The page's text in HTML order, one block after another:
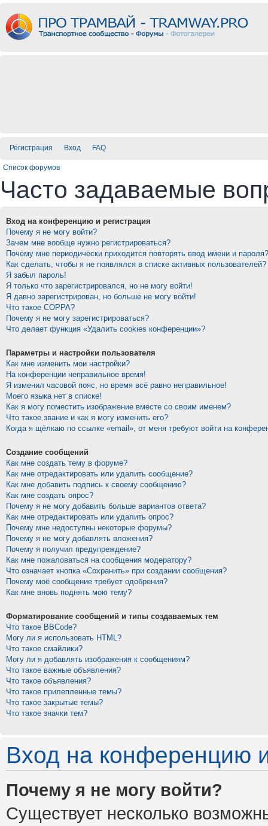
Регистрация Вход FAQ
Список форумов
Часто задаваемые
Вход на конференцию и регистрация
Почему я не могу войти?
Зачем мне вообще нужно регистрироваться?
Почему мне периодически приходится повторять ввод имени и пароля?
Как сделать, чтобы я не появлялся в списке активных пользователей?
Я забыл пароль!
Я только что зарегистрировался, но не могу войти!
Я давно зарегистрирован, но больше не могу войти!
Что такое COPPA?
Почему я не могу зарегистрироваться?
Что делает функция «Удалить cookies конференции»?
Параметры и настройки пользователя
Как мне изменить мои настройки?
На конференции неправильное время!
Я изменил часовой пояс, но время всё равно неправильное!
Моего языка нет в списке!
Как я могу поместить изображение вместе со своим именем?
Что такое звание и как я могу изменить его?
Когда я щёлкаю по ссылке «email», от меня требуют войти на
Создание сообщений
Как мне создать тему в форуме?
Как мне отредактировать или удалить сообщение?
Как мне добавить подпись к своему сообщению?
Как мне создать опрос?
Почему я не могу добавить больше вариантов ответа?
Как мне отредактировать или удалить опрос?
Почему мне недоступны некоторые форумы?
Почему я не могу добавлять вложения?
Почему я получил предупреждение?
Как мне пожаловаться на сообщения модератору?
Что означает кнопка «Сохранить» при создании сообщения?
Почему моё сообщение требует одобрения?
Как мне вновь поднять мою тему?
Форматирование сообщений и типы создаваемых тем
Что такое BBCode?
Могу ли я использовать HTML?
Что такое смайлики?
Могу ли я добавлять изображения к сообщениям?
Что такое важные объявления?
Что такое объявления?
Что такое прилепленные темы?
Что такое закрытые темы?
Что такое значки тем?
Вход на конференцию
Почему я не могу войти?
Существует несколько